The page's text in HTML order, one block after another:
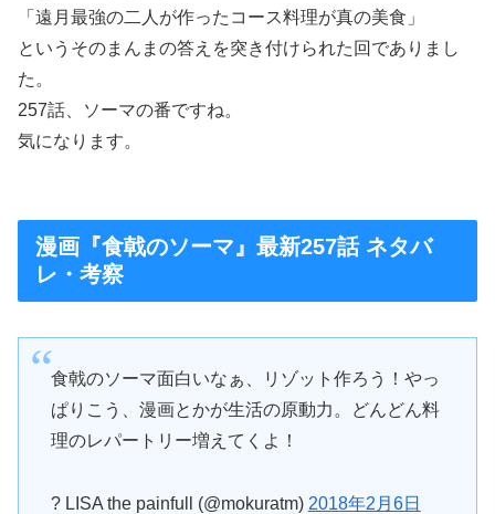
「遠月最強の二人が作ったコース料理が真の美食」
というそのまんまの答えを突き付けられた回でありまし
た。
257話、ソーマの番ですね。
気になります。
漫画『食戟のソーマ』最新257話 ネタバ
レ・考察
食戟のソーマ面白いなぁ、リゾット作ろう！やっ
ぱりこう、漫画とかが生活の原動力。どんどん料
理のレパートリー増えてくよ！
? LISA the painfull (@mokuratm) 2018年2月6日